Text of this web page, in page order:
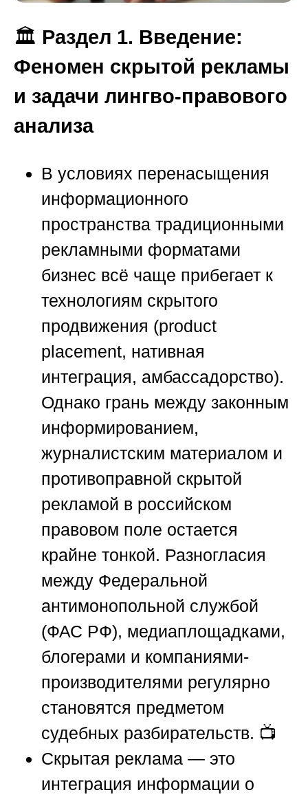
🏛️ Раздел 1. Введение:
Феномен скрытой рекламы
и задачи лингво-правового
анализа
В условиях перенасыщения
информационного
пространства традиционными
рекламными форматами
бизнес всё чаще прибегает к
технологиям скрытого
продвижения (product
placement, нативная
интеграция, амбассадорство).
Однако грань между законным
информированием,
журналистским материалом и
противоправной скрытой
рекламой в российском
правовом поле остается
крайне тонкой. Разногласия
между Федеральной
антимонопольной службой
(ФАС РФ), медиаплощадками,
блогерами и компаниями-
производителями регулярно
становятся предметом
судебных разбирательств. 📺
Скрытая реклама — это
интеграция информации о